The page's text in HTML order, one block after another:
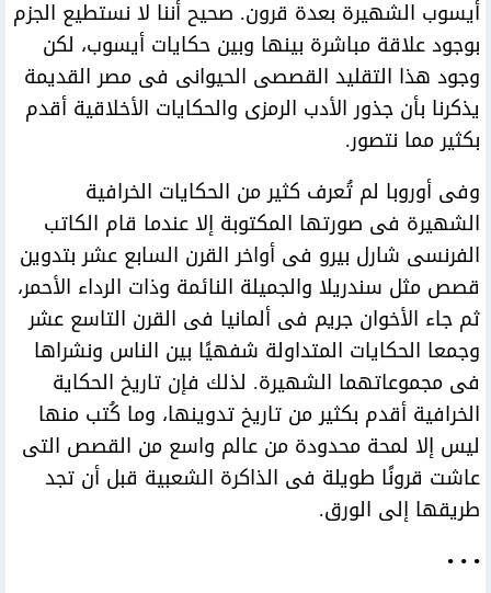
أيسوب الشهيرة بعدة قرون. صحيح أننا لا نستطيع الجزم
بوجود علاقة مباشرة بينها وبين حكايات أيسوب، لكن
وجود هذا التقليد القصصى الحيوانى فى مصر القديمة
يذكرنا بأن جذور الأدب الرمزى والحكايات الأخلاقية أقدم
بكثير مما نتصور.
وفى أوروبا لم تُعرف كثير من الحكايات الخرافية
الشهيرة فى صورتها المكتوبة إلا عندما قام الكاتب
الفرنسى شارل بيرو فى أواخر القرن السابع عشر بتدوين
قصص مثل سندريلا والجميلة النائمة وذات الرداء الأحمر،
ثم جاء الأخوان جريم فى ألمانيا فى القرن التاسع عشر
وجمعا الحكايات المتداولة شفهيًا بين الناس ونشراها
فى مجموعاتهما الشهيرة. لذلك فإن تاريخ الحكاية
الخرافية أقدم بكثير من تاريخ تدوينها، وما كُتب منها
ليس إلا لمحة محدودة من عالم واسع من القصص التى
عاشت قرونًا طويلة فى الذاكرة الشعبية قبل أن تجد
طريقها إلى الورق.
• • •